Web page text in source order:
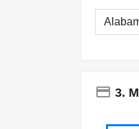
payment 3.